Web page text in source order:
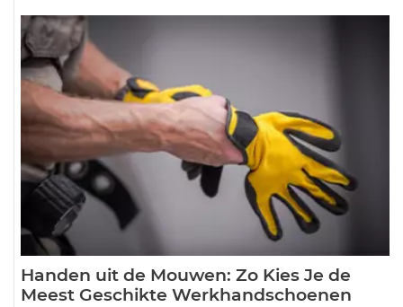
Handen uit de Mouwen: Zo Kies Je de
Meest Geschikte Werkhandschoenen